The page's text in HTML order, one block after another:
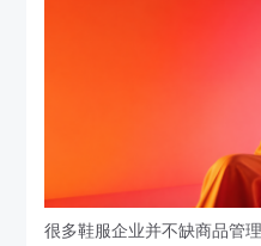
很多鞋服企业并不缺商品管